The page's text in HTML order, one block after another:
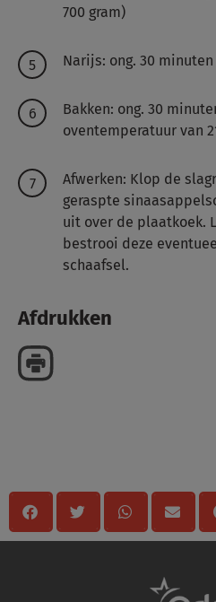
700 gram)
Narijs: ong. 30 minuten
Bakken: ong. 30
oventemperatuur van
Afwerken: Klop de
geraspte
uit over de plaatkoek.
bestrooi deze
schaafsel.
Afdrukken